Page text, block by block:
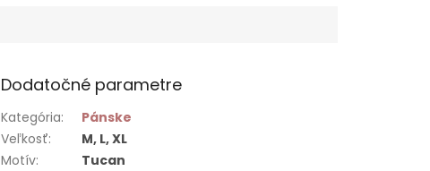
Dodatočné parametre
Kategória:
Pánske
Veľkosť:
M, L, XL
Motív:
Tucan